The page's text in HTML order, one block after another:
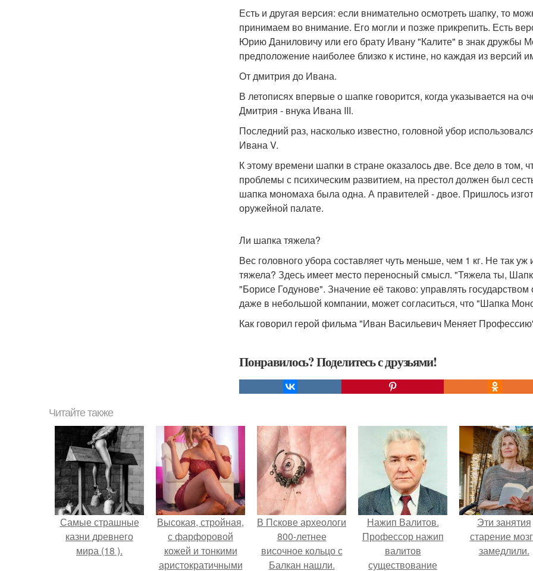
Есть и другая версия: если внимательно осмотреть шапку, то
принимаем во внимание. Его могли и позже прикрепить. Есть
Юрию Даниловичу или его брату Ивану "Калите" в знак дружбы
предположение наиболее близко к истине, но каждая из версий
От дмитрия до Ивана.
В летописях впервые о шапке говорится, когда указывается на
Дмитрия - внука Ивана III.
Последний раз, насколько известно, головной убор
Ивана V.
К этому времени шапки в стране оказалось две. Все дело в том,
проблемы с психическим развитием, на престол должен был
шапка мономаха была одна. А правителей - двое. Пришлось
оружейной палате.
Ли шапка тяжела?
Вес головного убора составляет чуть меньше, чем 1 кг. Не так
тяжела? Здесь имеет место переносный смысл. "Тяжела ты,
"Борисе Годунове". Значение её таково: управлять
даже в небольшой компании, может согласиться, что "Шапка
Как говорил герой фильма "Иван Васильевич Меняет
Понравилось? Поделитесь с друзьями!
Читайте также
Самые страшные
казни древнего
мира (18 ).
Высокая, стройная,
с фарфоровой
кожей и тонкими
аристократичными
В Пскове археологи
800-летнее
височное кольцо с
Балкан нашли.
Нажип Валитов.
Профессор нажип
валитов
существование
Эти занятия
старение
замедлили.